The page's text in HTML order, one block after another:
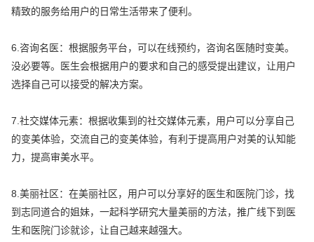
精致的服务给用户的日常生活带来了便利。
6.咨询名医：根据服务平台，可以在线预约，咨询名医随时变美。
没必要等。医生会根据用户的要求和自己的感受提出建议，让用户
选择自己可以接受的解决方案。
7.社交媒体元素：根据收集到的社交媒体元素，用户可以分享自己
的变美体验，交流自己的变美体验，有利于提高用户对美的认知能
力，提高审美水平。
8.美丽社区：在美丽社区，用户可以分享好的医生和医院门诊，找
到志同道合的姐妹，一起科学研究大量美丽的方法，推广线下到医
生和医院门诊就诊，让自己越来越强大。